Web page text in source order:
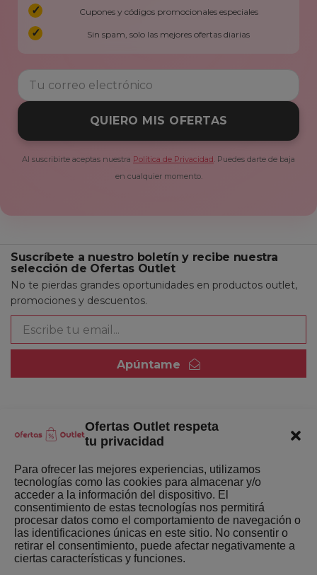
Ofertas Outlet respeta
tu privacidad
Para ofrecer las mejores experiencias, utilizamos
tecnologías como las cookies para almacenar y/o
acceder a la información del dispositivo. El
consentimiento de estas tecnologías nos permitirá
procesar datos como el comportamiento de navegación o
las identificaciones únicas en este sitio. No consentir o
retirar el consentimiento, puede afectar negativamente a
ciertas características y funciones.
Cupones y códigos promocionales especiales
Sin spam, solo las mejores ofertas diarias
QUIERO MIS OFERTAS
Al suscribirte aceptas nuestra Política de Privacidad. Puedes darte de baja
en cualquier momento.
Suscríbete a nuestro boletín y recibe nuestra
selección de Ofertas Outlet
No te pierdas grandes oportunidades en productos outlet,
promociones y descuentos.
Apúntame
Quienes somos
Últimas Novedades
Mejores ofertas de la semana